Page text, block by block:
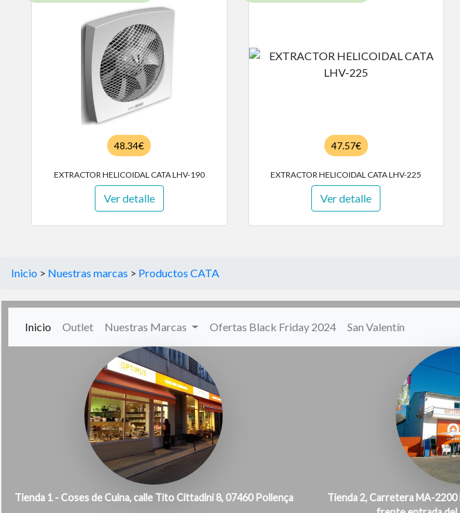
48.34€
EXTRACTOR HELICOIDAL CATA LHV-190
Ver detalle
47.57€
EXTRACTOR HELICOIDAL CATA LHV-225
Ver detalle
Inicio > Nuestras marcas > Productos CATA
Inicio (current)
Outlet Nuestras Marcas Ofertas Black Friday 2024 San Valentín
Tienda 1 - Coses de Cuina, calle Tito Cittadini 8, 07460 Pollença
Tienda 2, Carretera MA-